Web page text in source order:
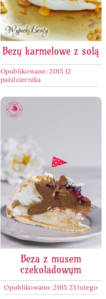
Bezy karmelowe z solą
Opublikowano: 2015 12
października
Beza z musem
czekoladowym
Opublikowano: 2015 23 lutego